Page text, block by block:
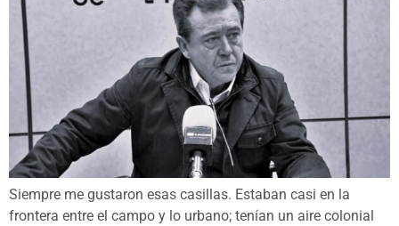
Siempre me gustaron esas casillas. Estaban casi en la
frontera entre el campo y lo urbano; tenían un aire colonial